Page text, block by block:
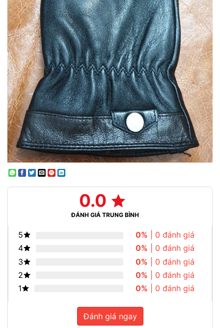
0.0
ĐÁNH GIÁ TRUNG BÌNH
5 0% | 0 đánh giá
4
0% | 0 đánh giá
3
0% | 0 đánh giá
2
0% | 0 đánh giá
1
0% | 0 đánh giá
Đánh giá ngay